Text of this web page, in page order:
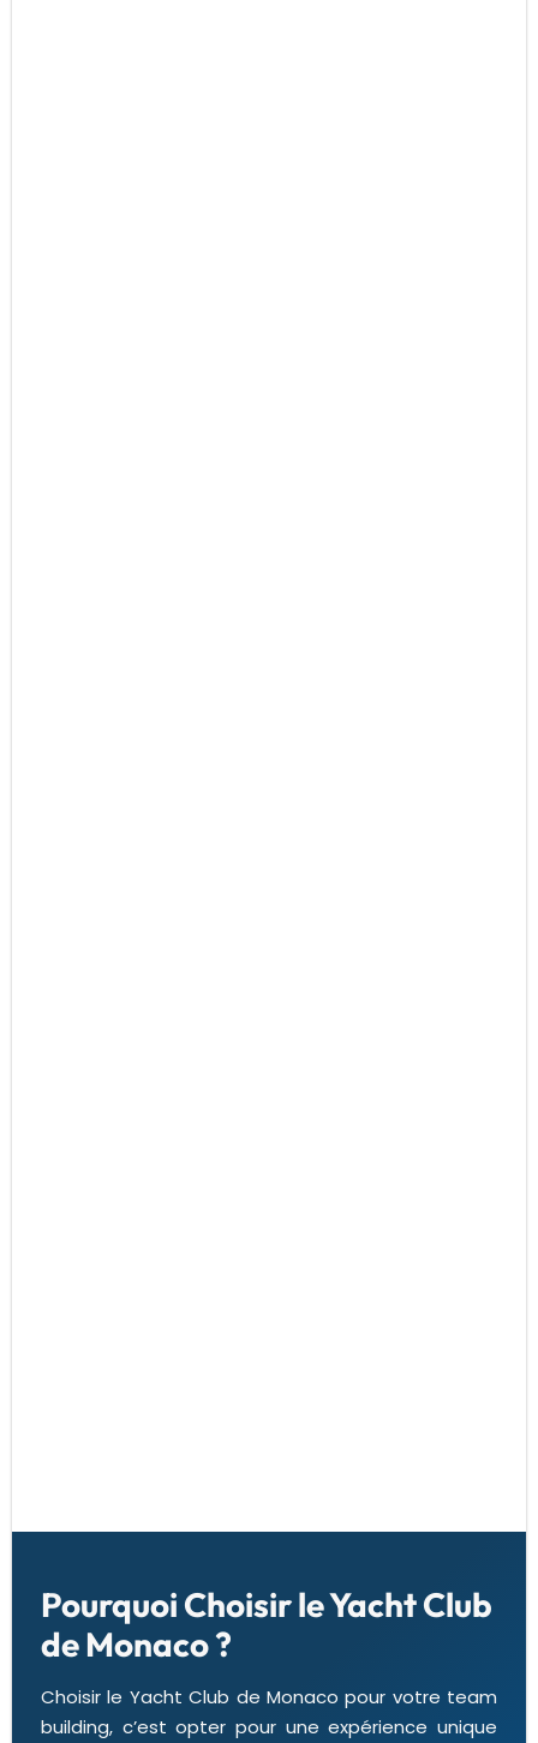
Pourquoi Choisir le Yacht Club
de Monaco ?
Choisir le Yacht Club de Monaco pour votre team
building, c’est opter pour une expérience unique